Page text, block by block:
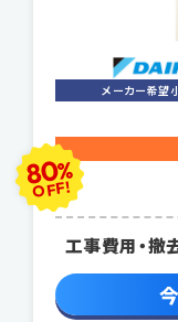
80%
OFF!
メーカー希望
工事費用・撤